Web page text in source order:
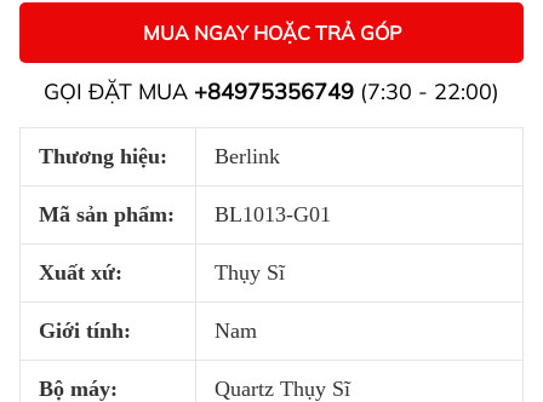
MUA NGAY HOẶC TRẢ GÓP
GỌI ĐẶT MUA +84975356749 (7:30 - 22:00)
Thương hiệu: Berlink
Mã sản phẩm: BL1013-G01
Xuất xứ: Thụy Sĩ
Giới tính: Nam
Bộ máy: Quartz Thụy Sĩ